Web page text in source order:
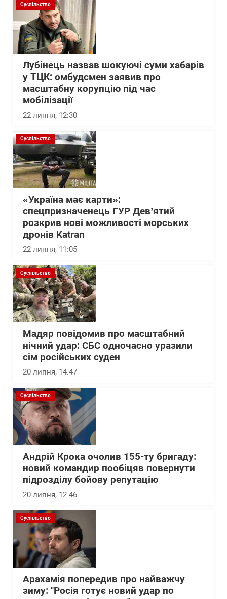
Суспільство
Лубінець назвав шокуючі суми хабарів
у ТЦК: омбудсмен заявив про
масштабну корупцію під час
мобілізації
22 липня, 12:30
Суспільство
«Україна має карти»:
спецпризначенець ГУР Дев’ятий
розкрив нові можливості морських
дронів Katran
22 липня, 11:05
Суспільство
Мадяр повідомив про масштабний
нічний удар: СБС одночасно уразили
сім російських суден
20 липня, 14:47
Суспільство
Андрій Крока очолив 155-ту бригаду:
новий командир пообіцяв повернути
підрозділу бойову репутацію
20 липня, 12:46
Суспільство
Арахамія попередив про найважчу
зиму: "Росія готує новий удар по